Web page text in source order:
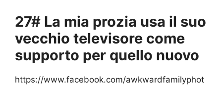
27# La mia prozia usa il suo
vecchio televisore come
supporto per quello nuovo
https://www.facebook.com/awkwardfamilyphot